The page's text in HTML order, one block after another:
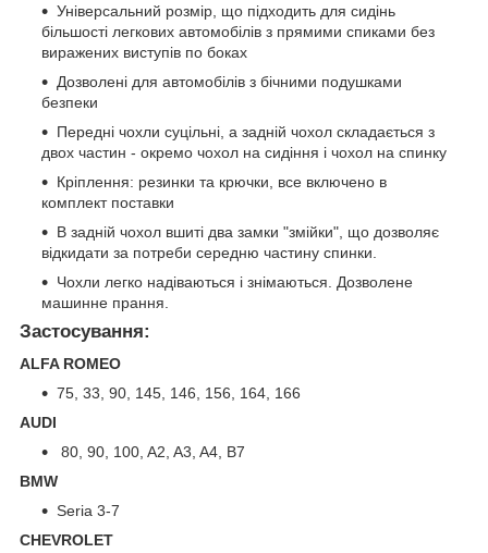
Універсальний розмір, що підходить для сидінь
більшості легкових автомобілів з прямими спиками без
виражених виступів по боках
Дозволені для автомобілів з бічними подушками
безпеки
Передні чохли суцільні, а задній чохол складається з
двох частин - окремо чохол на сидіння і чохол на спинку
Кріплення: резинки та крючки, все включено в
комплект поставки
В задній чохол вшиті два замки "змійки", що дозволяє
відкидати за потреби середню частину спинки.
Чохли легко надіваються і знімаються. Дозволене
машинне прання.
Застосування:
ALFA ROMEO
75, 33, 90, 145, 146, 156, 164, 166
AUDI
80, 90, 100, A2, A3, A4, B7
BMW
Seria 3-7
CHEVROLET